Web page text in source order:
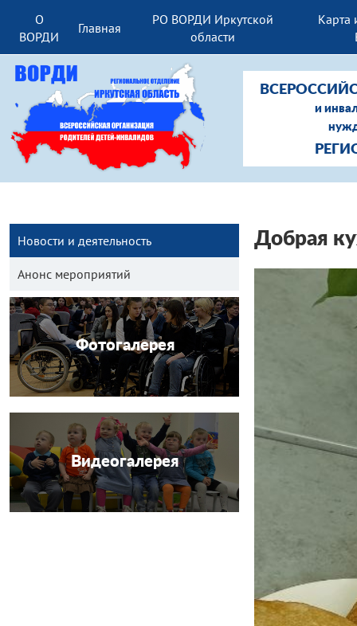
О
ВОРДИ
Главная
РО ВОРДИ Иркутской
области
Карта
и
Новости и деятельность
Анонс мероприятий
Фотогалерея
Видеогалерея
Добрая